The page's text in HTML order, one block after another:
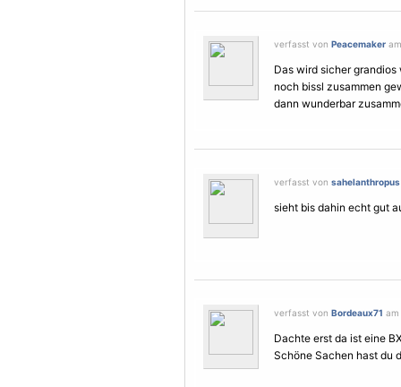
verfasst von Peacemaker
Das wird sicher
noch bissl zusammen
dann wunderbar
verfasst von sahelanthropus
sieht bis dahin echt gut
verfasst von Bordeaux71 am
Dachte erst da ist eine
Schöne Sachen hast du